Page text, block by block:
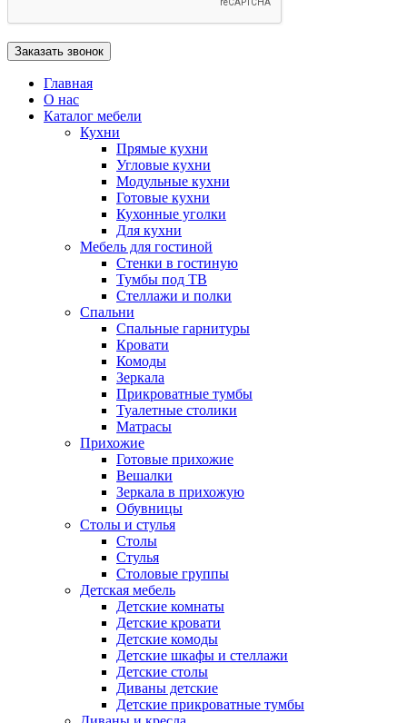
Главная
О нас
Каталог мебели
Кухни
Прямые кухни
Угловые кухни
Модульные кухни
Готовые кухни
Кухонные уголки
Для кухни
Мебель для гостиной
Стенки в гостиную
Тумбы под ТВ
Стеллажи и полки
Спальни
Спальные гарнитуры
Кровати
Комоды
Зеркала
Прикроватные тумбы
Туалетные столики
Матрасы
Прихожие
Готовые прихожие
Вешалки
Зеркала в прихожую
Обувницы
Столы и стулья
Столы
Стулья
Столовые группы
Детская мебель
Детские комнаты
Детские кровати
Детские комоды
Детские шкафы и стеллажи
Детские столы
Диваны детские
Детские прикроватные тумбы